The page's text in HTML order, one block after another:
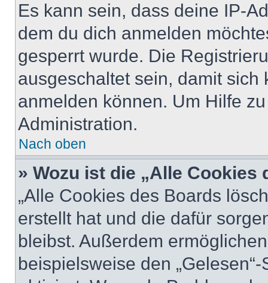
Es kann sein, dass deine IP-
dem du dich anmelden
gesperrt wurde. Die
ausgeschaltet sein, damit
anmelden können. Um Hilfe
Administration.
Nach oben
» Wozu ist die „Alle
„Alle Cookies des Boards
erstellt hat und die dafür
bleibst. Außerdem
beispielsweise den